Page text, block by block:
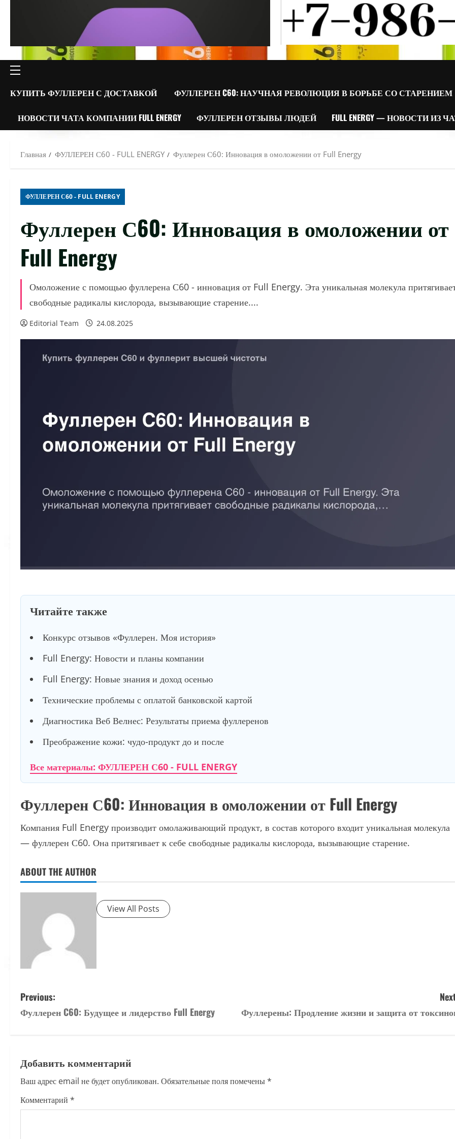
ОСНОВНОЕ
МЕНЮ
КУПИТЬ ФУЛЛЕРЕН С ДОСТАВКОЙ ФУЛЛЕРЕН C60: НАУЧНАЯ РЕВОЛЮЦИЯ В БОРЬБЕ СО СТАРЕНИЕМ
НОВОСТИ ЧАТА КОМПАНИИ FULL ENERGY ФУЛЛЕРЕН ОТЗЫВЫ ЛЮДЕЙ FULL ENERGY — НОВОСТИ ИЗ
Главная ФУЛЛЕРЕН С60 - FULL ENERGY Фуллерен С60: Инновация в омоложении от Full Energy
ФУЛЛЕРЕН С60 - FULL ENERGY
Фуллерен С60: Инновация в омоложении от
Full Energy
Омоложение с помощью фуллерена С60 - инновация от Full Energy. Эта уникальная молекула
свободные радикалы кислорода, вызывающие старение....
Editorial Team 24.08.2025
Читайте также
Конкурс отзывов «Фуллерен. Моя история»
Full Energy: Новости и планы компании
Full Energy: Новые знания и доход осенью
Технические проблемы с оплатой банковской картой
Диагностика Веб Велнес: Результаты приема фуллеренов
Преображение кожи: чудо-продукт до и после
Все материалы: ФУЛЛЕРЕН С60 - FULL ENERGY
Фуллерен С60: Инновация в омоложении от Full Energy
Компания Full Energy производит омолаживающий продукт, в состав которого входит уникальная молекула
— фуллерен С60. Она притягивает к себе свободные радикалы кислорода, вызывающие старение.
ABOUT THE AUTHOR
View All Posts
P
o
t
n
a
Previous:
Фуллерен C60: Будущее и лидерство Full Energy
Фуллерены: Продление жизни и защита от
Добавить комментарий
Ваш адрес email не будет опубликован. Обязательные поля помечены*
Комментарий *